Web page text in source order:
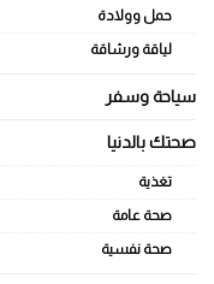
حمل وولادة
لياقة ورشاقة
سياحة وسفر
صحتك بالدنيا
تغذية
صحة عامة
صحة نفسية